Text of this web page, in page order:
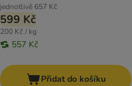
jednotlivě 657 Kč
599 Kč
200 Kč / kg
557 Kč
Přidat do košíku